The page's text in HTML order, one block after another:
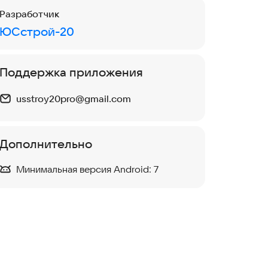
Разработчик
ЮСстрой-20
Поддержка приложения
usstroy20pro@gmail.com
Дополнительно
Минимальная версия Android: 7